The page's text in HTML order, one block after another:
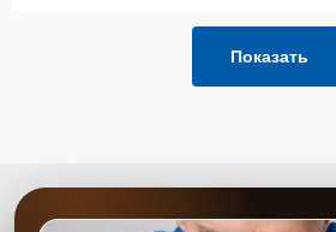
Показать